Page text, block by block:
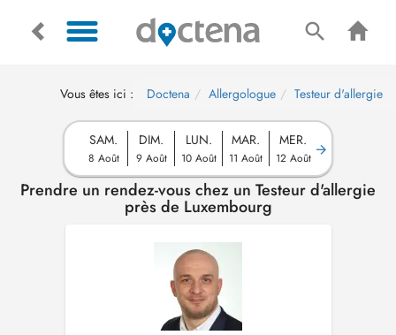
Vous êtes ici : Doctena Allergologue Testeur d'allergie
SAM.
8 Août
DIM.
9 Août
LUN.
10 Août
MAR.
11 Août
MER.
12 Août
Prendre un rendez-vous chez un Testeur d'allergie
près de Luxembourg